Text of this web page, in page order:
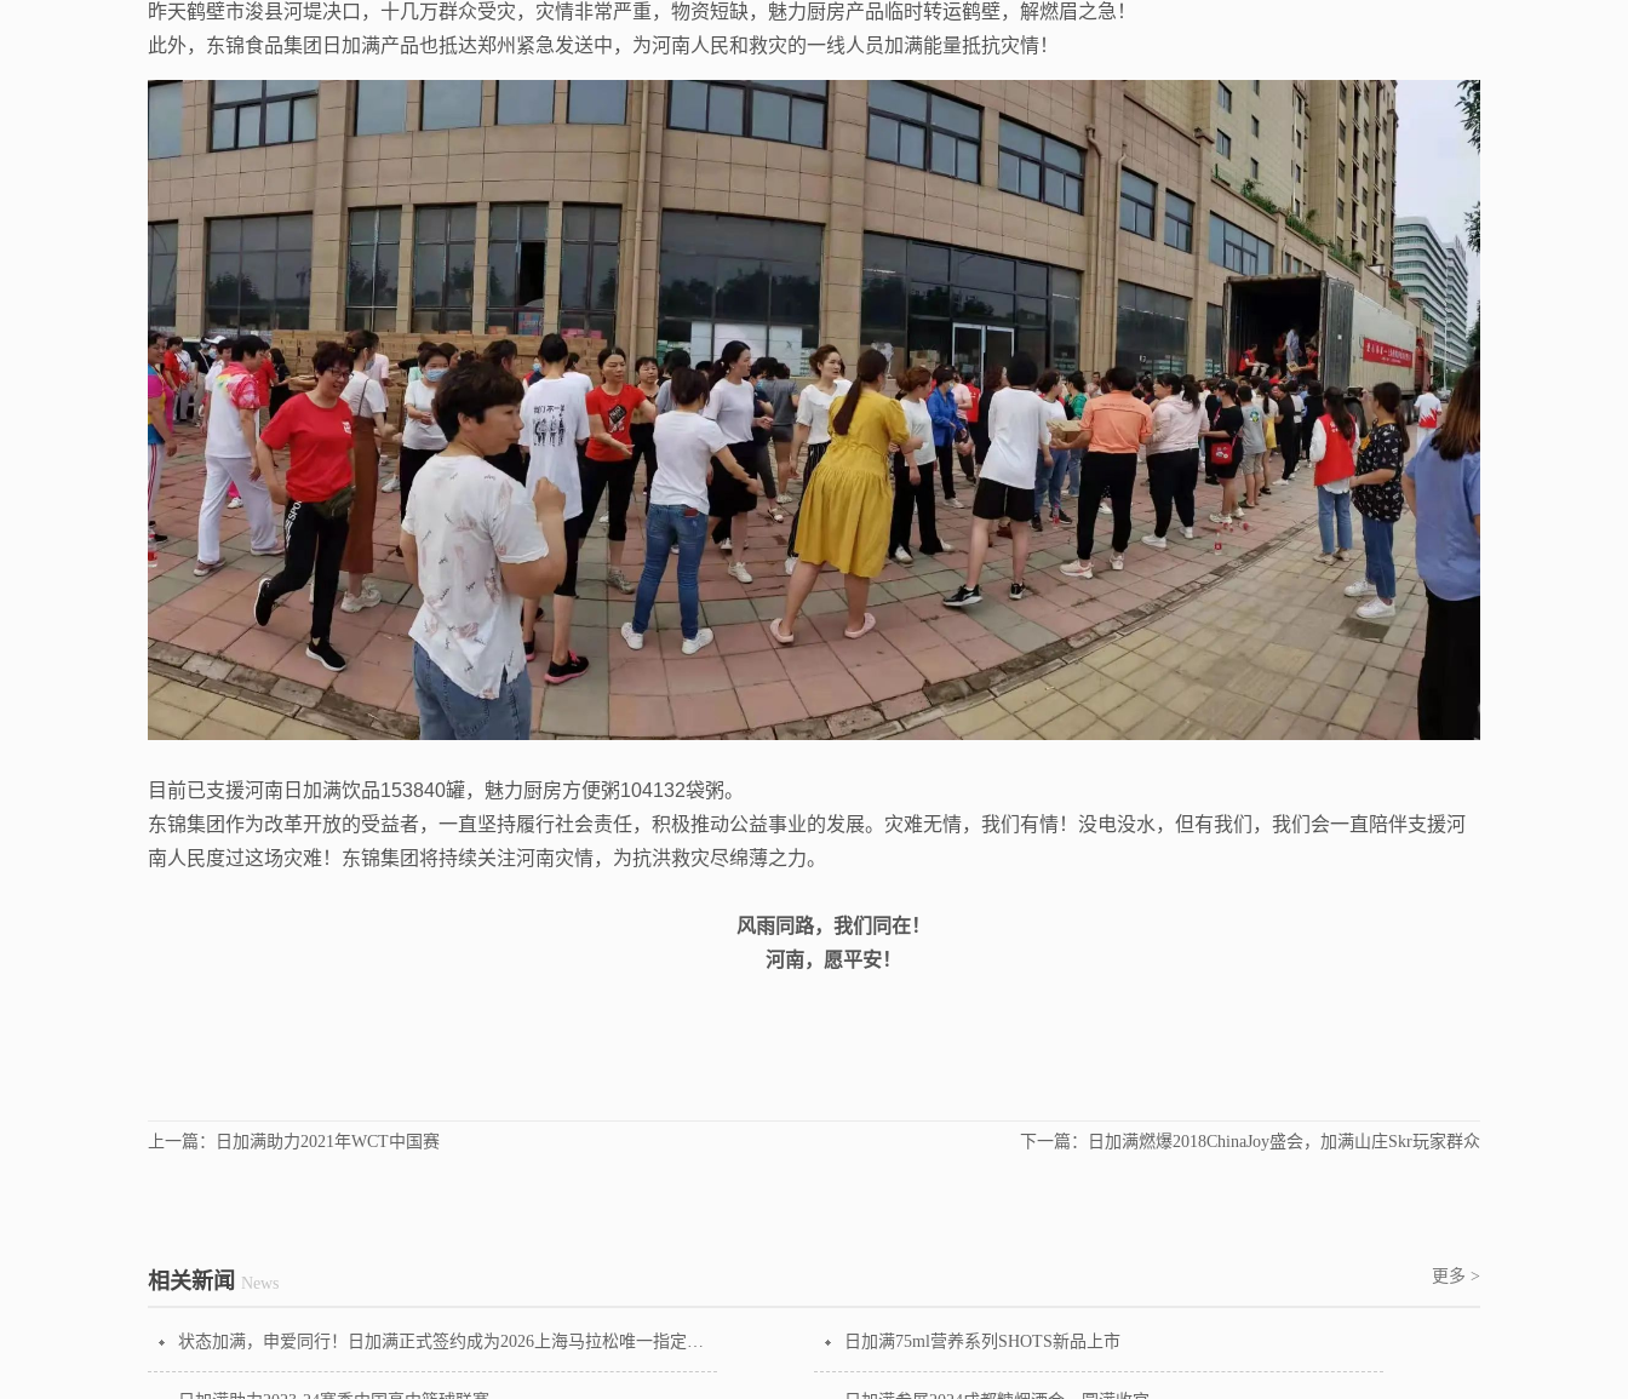
昨天鹤壁市浚县河堤决口，十几万群众受灾，灾情非常严重，物资短缺，魅力厨房产品临时转运鹤壁，解燃眉之急！
此外，东锦食品集团日加满产品也抵达郑州紧急发送中，为河南人民和救灾的一线人员加满能量抵抗灾情！
目前已支援河南日加满饮品153840罐，魅力厨房方便粥104132袋粥。
东锦集团作为改革开放的受益者，一直坚持履行社会责任，积极推动公益事业的发展。灾难无情，我们有情！没电没水，但有我们，我们会一直陪伴支援河
南人民度过这场灾难！东锦集团将持续关注河南灾情，为抗洪救灾尽绵薄之力。
风雨同路，我们同在！
河南，愿平安！
上一篇： 日加满助力2021年WCT中国赛 下一篇： 日加满燃爆2018ChinaJoy盛会，加满山庄Skr玩家群众
相关新闻 News 更多 >
日加满75ml营养系列SHOTS新品上市